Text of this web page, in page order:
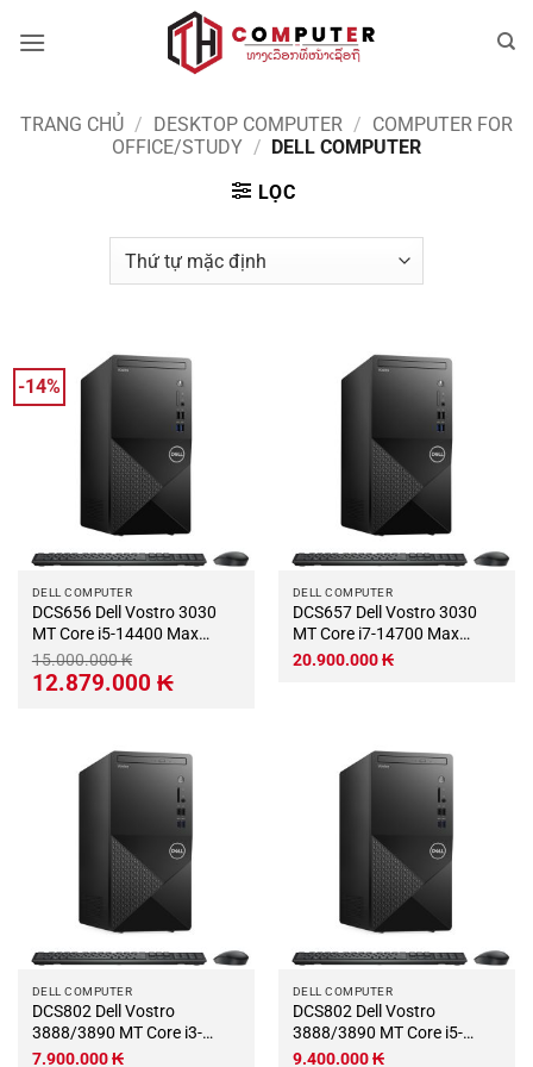
qua
TRANG CHỦ / DESKTOP COMPUTER / COMPUTER FOR
OFFICE/STUDY / DELL COMPUTER
LỌC
-14%
DELL COMPUTER
DCS656 Dell Vostro 3030
MT Core i5-14400 Max
Turbo 4.7Ghz RAM DDR5
16Gb M.2 NVME 500Gb Wifi
15.000.000₭
Giá
gốc
12.879.000 ₭Giá
hiện
DELL COMPUTER
DCS657 Dell Vostro 3030
MT Core i7-14700 Max
Turbo 5.4Ghz RAM DDR5
20.900.000₭
DELL COMPUTER
DCS802 Dell Vostro
3888/3890 MT Core i3-
10100 3.6Ghz Turbo 4.3Ghz
7.900.000₭
DELL COMPUTER
DCS802 Dell Vostro
3888/3890 MT Core i5-
10400 2.9Ghz Turbo 4.3Ghz
9.400.000₭